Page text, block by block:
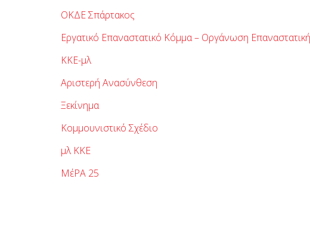
ΟΚΔΕ Σπάρτακος
Εργατικό Επαναστατικό Κόμμα – Οργάνωση
ΚΚΕ-μλ
Αριστερή Ανασύνθεση
Ξεκίνημα
Κομμουνιστικό Σχέδιο
μλ ΚΚΕ
MέΡΑ 25